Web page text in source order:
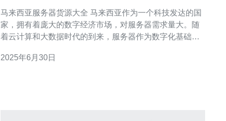
马来西亚服务器货源大全 马来西亚作为一个科技发达的国
家，拥有着庞大的数字经济市场，对服务器需求量大。随
着云计算和大数据时代的到来，服务器作为数字化基础设
找到各种类型的服务器供应商，包括国际知名品牌和本土
2025年6月30日